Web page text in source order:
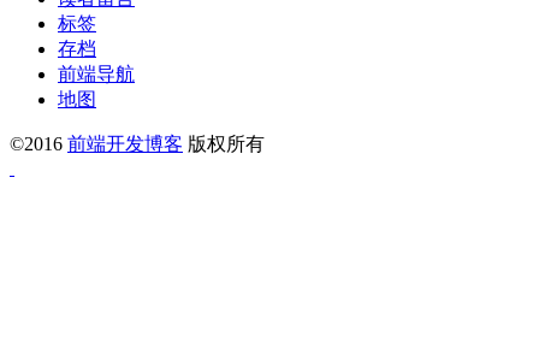
标签
存档
前端导航
地图
©2016 前端开发博客 版权所有